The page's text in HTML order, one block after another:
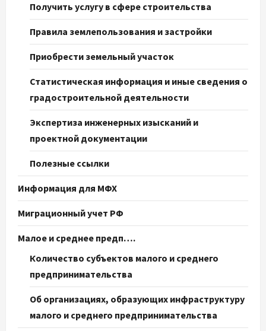
Получить услугу в сфере строительства
Правила землепользования и застройки
Приобрести земельный участок
Статистическая информация и иные сведения о
градостроительной деятельности
Экспертиза инженерных изысканий и
проектной документации
Полезные ссылки
Информация для МФХ
Миграционный учет РФ
Малое и среднее предп….
Количество субъектов малого и среднего
предпринимательства
Об организациях, образующих инфраструктуру
малого и среднего предпринимательства